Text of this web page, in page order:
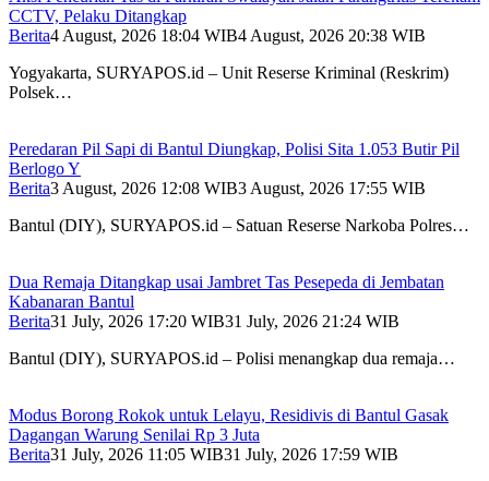
CCTV, Pelaku Ditangkap
Berita4 August, 2026 18:04 WIB4 August, 2026 20:38 WIB
Yogyakarta, SURYAPOS.id – Unit Reserse Kriminal (Reskrim)
Polsek…
Peredaran Pil Sapi di Bantul Diungkap, Polisi Sita 1.053 Butir Pil
Berlogo Y
Berita3 August, 2026 12:08 WIB3 August, 2026 17:55 WIB
Bantul (DIY), SURYAPOS.id – Satuan Reserse Narkoba Polres…
Dua Remaja Ditangkap usai Jambret Tas Pesepeda di Jembatan
Kabanaran Bantul
Berita31 July, 2026 17:20 WIB31 July, 2026 21:24 WIB
Bantul (DIY), SURYAPOS.id – Polisi menangkap dua remaja…
Modus Borong Rokok untuk Lelayu, Residivis di Bantul Gasak
Dagangan Warung Senilai Rp 3 Juta
Berita31 July, 2026 11:05 WIB31 July, 2026 17:59 WIB